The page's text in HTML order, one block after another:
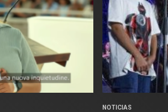
NOTICIAS